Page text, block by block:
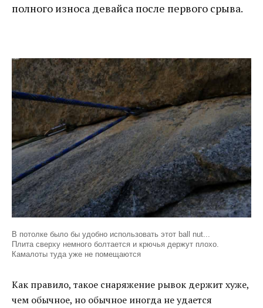
полного износа девайса после первого срыва.
В потолке было бы удобно использовать этот ball nut...
Плита сверху немного болтается и крючья держут плохо.
Камалоты туда уже не помещаются
Как правило, такое снаряжение рывок держит хуже,
чем обычное, но обычное иногда не удается